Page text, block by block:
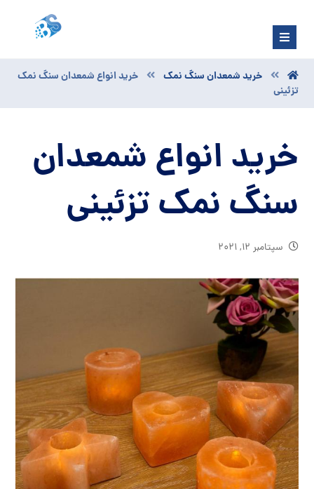
خرید شمعدان سنگ نمک
خرید انواع شمعدان سنگ نمک
تزئینی
خرید انواع شمعدان
سنگ نمک تزئینی
سپتامبر ۱۲, ۲۰۲۱